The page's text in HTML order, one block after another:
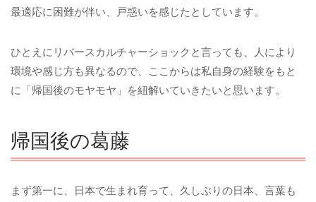
最適応に困難が伴い、戸惑いを感じたとしています。
ひとえにリバースカルチャーショックと言っても、人により
環境や感じ方も異なるので、ここからは私自身の経験をもと
に「帰国後のモヤモヤ」を紐解いていきたいと思います。
帰国後の葛藤
まず第一に、日本で生まれ育って、久しぶりの日本、言葉も